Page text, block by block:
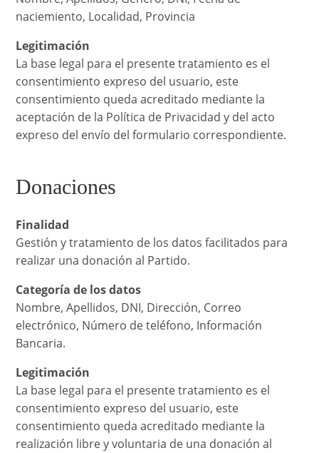
naciemiento, Localidad, Provincia
Legitimación
La base legal para el presente tratamiento es el
consentimiento expreso del usuario, este
consentimiento queda acreditado mediante la
aceptación de la Política de Privacidad y del acto
expreso del envío del formulario correspondiente.
Donaciones
Finalidad
Gestión y tratamiento de los datos facilitados para
realizar una donación al Partido.
Categoría de los datos
Nombre, Apellidos, DNI, Dirección, Correo
electrónico, Número de teléfono, Información
Bancaria.
Legitimación
La base legal para el presente tratamiento es el
consentimiento expreso del usuario, este
consentimiento queda acreditado mediante la
realización libre y voluntaria de una donación al